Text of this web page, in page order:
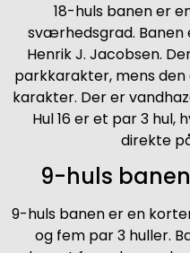
18-huls banen er
sværhedsgrad.
Henrik J. Jacobsen.
parkkarakter, mens
karakter. Der er
Hul 16 er et par 3 hul,
direkte
9-huls
9-huls banen er en
og fem par 3 huller.